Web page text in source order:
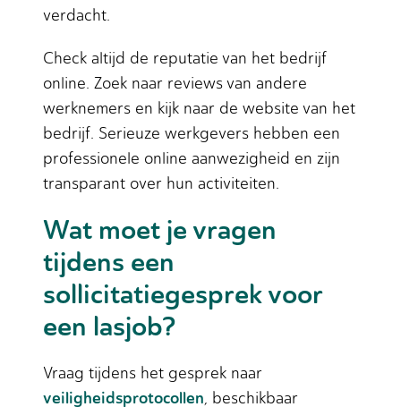
verdacht.
Check altijd de reputatie van het bedrijf
online. Zoek naar reviews van andere
werknemers en kijk naar de website van het
bedrijf. Serieuze werkgevers hebben een
professionele online aanwezigheid en zijn
transparant over hun activiteiten.
Wat moet je vragen
tijdens een
sollicitatiegesprek voor
een lasjob?
Vraag tijdens het gesprek naar
veiligheidsprotocollen, beschikbaar